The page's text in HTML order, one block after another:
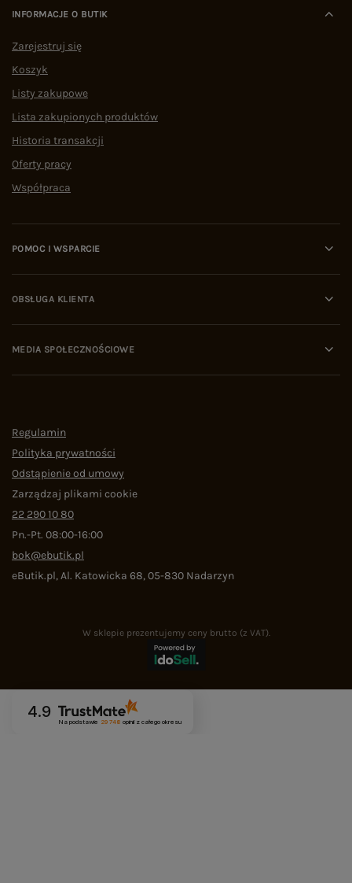
INFORMACJE O BUTIK
Zarejestruj się
Koszyk
Listy zakupowe
Lista zakupionych produktów
Historia transakcji
Oferty pracy
Współpraca
POMOC I WSPARCIE
OBSŁUGA KLIENTA
MEDIA SPOŁECZNOŚCIOWE
Regulamin
Polityka prywatności
Odstąpienie od umowy
Zarządzaj plikami cookie
22 290 10 80
Pn.-Pt. 08:00-16:00
bok@ebutik.pl
eButik.pl,Al. Katowicka 68,05-830 Nadarzyn
W sklepie prezentujemy ceny brutto (z VAT).
4.9
Na podstawie 29 748 opinii z całego okresu